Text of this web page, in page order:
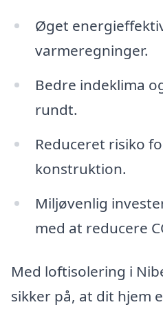
Øget
varmeregninger.
Bedre indeklima
rundt.
Reduceret risiko
konstruktion.
Miljøvenlig
med at reducere
Med loftisolering i
sikker på, at dit hjem